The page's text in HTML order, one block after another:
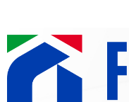
Norme e